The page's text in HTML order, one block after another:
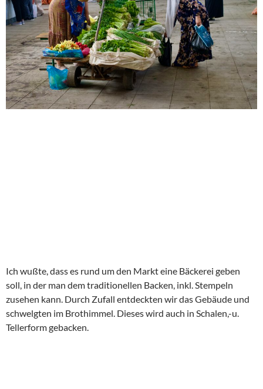
Ich wußte, dass es rund um den Markt eine Bäckerei geben
soll, in der man dem traditionellen Backen, inkl. Stempeln
zusehen kann. Durch Zufall entdeckten wir das Gebäude und
schwelgten im Brothimmel. Dieses wird auch in Schalen,-u.
Tellerform gebacken.